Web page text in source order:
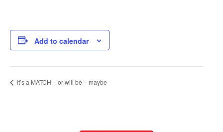
Add to calendar
It’s a MATCH – or will be – maybe